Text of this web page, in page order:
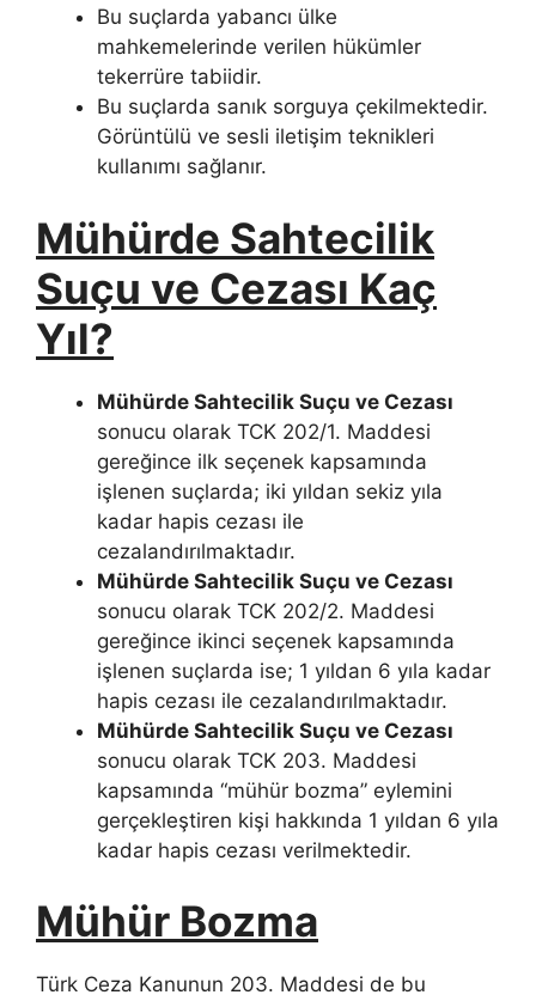
Bu suçlarda yabancı ülke
mahkemelerinde verilen hükümler
tekerrüre tabiidir.
Bu suçlarda sanık sorguya çekilmektedir.
Görüntülü ve sesli iletişim teknikleri
kullanımı sağlanır.
Mühürde Sahtecilik
Suçu ve Cezası Kaç
Yıl?
Mühürde Sahtecilik Suçu ve Cezası
sonucu olarak TCK 202/1. Maddesi
gereğince ilk seçenek kapsamında
işlenen suçlarda; iki yıldan sekiz yıla
kadar hapis cezası ile
cezalandırılmaktadır.
Mühürde Sahtecilik Suçu ve Cezası
sonucu olarak TCK 202/2. Maddesi
gereğince ikinci seçenek kapsamında
işlenen suçlarda ise; 1 yıldan 6 yıla kadar
hapis cezası ile cezalandırılmaktadır.
Mühürde Sahtecilik Suçu ve Cezası
sonucu olarak TCK 203. Maddesi
kapsamında “mühür bozma” eylemini
gerçekleştiren kişi hakkında 1 yıldan 6 yıla
kadar hapis cezası verilmektedir.
Mühür Bozma
Türk Ceza Kanunun 203. Maddesi de bu